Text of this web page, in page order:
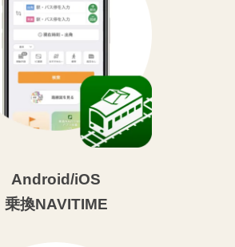
Android/iOS
乗換NAVITIME